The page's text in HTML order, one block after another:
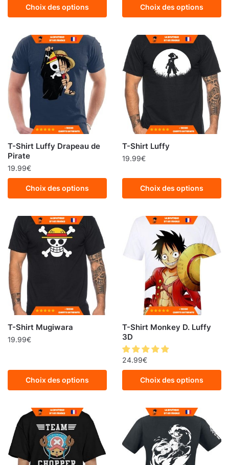
Choix des options Choix des options
T-Shirt Luffy Drapeau de
Pirate
19.99€
Choix des options
T-Shirt Luffy
19.99€
Choix des options
T-Shirt Mugiwara
19.99€
Choix des options
T-Shirt Monkey D. Luffy
3D
24.99€
Choix des options